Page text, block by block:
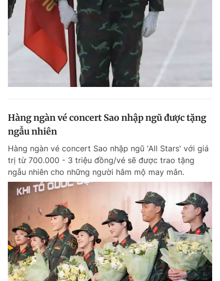
Hàng ngàn vé concert Sao nhập ngũ được tặng
ngẫu nhiên
Hàng ngàn vé concert Sao nhập ngũ 'All Stars' với giá
trị từ 700.000 - 3 triệu đồng/vé sẽ được trao tặng
ngẫu nhiên cho những người hâm mộ may mắn.